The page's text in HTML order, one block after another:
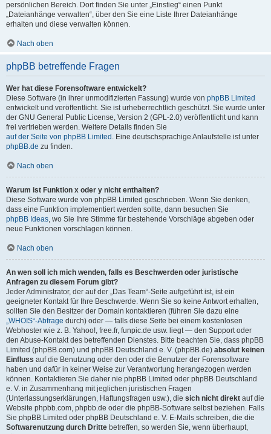
persönlichen Bereich. Dort finden Sie unter „Einstieg“ einen Punkt
„Dateianhänge verwalten“, über den Sie eine Liste Ihrer Dateianhänge
erhalten und diese verwalten können.
Nach oben
phpBB betreffende Fragen
Wer hat diese Forensoftware entwickelt?
Diese Software (in ihrer unmodifizierten Fassung) wurde von phpBB Limited
entwickelt und veröffentlicht. Sie ist urheberrechtlich geschützt. Sie wurde unter
der GNU General Public License, Version 2 (GPL-2.0) veröffentlicht und kann
frei vertrieben werden. Weitere Details finden Sie
auf der Seite von phpBB Limited . Eine deutschsprachige Anlaufstelle ist unter
phpBB.de zu finden.
Nach oben
Warum ist Funktion x oder y nicht enthalten?
Diese Software wurde von phpBB Limited geschrieben. Wenn Sie denken,
dass eine Funktion implementiert werden sollte, dann besuchen Sie
phpBB Ideas, wo Sie Ihre Stimme für bestehende Vorschläge abgeben oder
neue Funktionen vorschlagen können.
Nach oben
An wen soll ich mich wenden, falls es Beschwerden oder juristische
Anfragen zu diesem Forum gibt?
Jeder Administrator, der auf der „Das Team“-Seite aufgeführt ist, ist ein
geeigneter Kontakt für Ihre Beschwerde. Wenn Sie so keine Antwort erhalten,
sollten Sie den Besitzer der Domain kontaktieren (führen Sie dazu eine
„WHOIS“-Abfrage durch) oder — falls diese Seite bei einem kostenlosen
Webhoster wie z. B. Yahoo!, free.fr, funpic.de usw. liegt — den Support oder
den Abuse-Kontakt des betreffenden Dienstes. Bitte beachten Sie, dass phpBB
Limited (phpBB.com) und phpBB Deutschland e. V. (phpBB.de) absolut keinen
Einfluss auf die Benutzung oder den oder die Benutzer der Forensoftware
haben und dafür in keiner Weise zur Verantwortung herangezogen werden
können. Kontaktieren Sie daher nie phpBB Limited oder phpBB Deutschland
e. V. in Zusammenhang mit jeglichen juristischen Fragen
(Unterlassungserklärungen, Haftungsfragen usw.), die sich nicht direkt auf die
Website phpbb.com, phpbb.de oder die phpBB-Software selbst beziehen. Falls
Sie phpBB Limited oder phpBB Deutschland e. V. E-Mails schreiben, die die
Softwarenutzung durch Dritte betreffen, so werden Sie, wenn überhaupt,